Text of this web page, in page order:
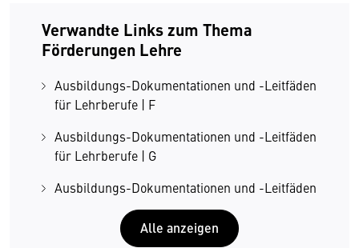
Verwandte Links zum Thema
Förderungen Lehre
Ausbildungs-Dokumentationen und -Leitfäden
für Lehrberufe | F
Ausbildungs-Dokumentationen und -Leitfäden
für Lehrberufe | G
Ausbildungs-Dokumentationen und -Leitfäden
für Lehrberufe | H
Ausbildungs-Dokumentationen und -Leitfäden
Alle anzeigen